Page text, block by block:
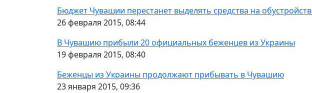
Бюджет Чувашии перестанет выделять средства на
26 февраля 2015, 08:44
В Чувашию прибыли 20 официальных беженцев из Украины
19 февраля 2015, 08:40
Беженцы из Украины продолжают прибывать в Чувашию
23 января 2015, 09:36